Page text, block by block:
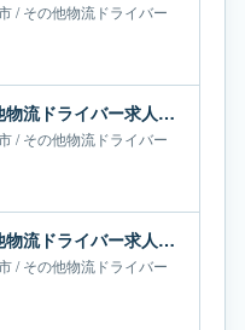
/その他物流ドライバー
札幌エムケイ株式会社のその他物流ドライバー求人｜北海道札幌市｜月給65万-68万円
/その他物流ドライバー
札幌エムケイ株式会社のその他物流ドライバー求人｜北海道札幌市｜月給61万-67万円
/その他物流ドライバー